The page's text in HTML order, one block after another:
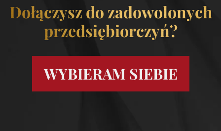
Dołączysz do zadowolonych
przedsiębiorczyń?​
WYBIERAM SIEBIE